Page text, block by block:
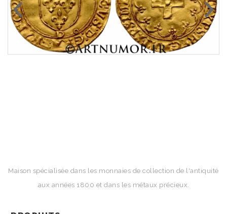
Maison spécialisée dans les monnaies de collection de l'antiquité
aux années 1800 et dans les métaux précieux.